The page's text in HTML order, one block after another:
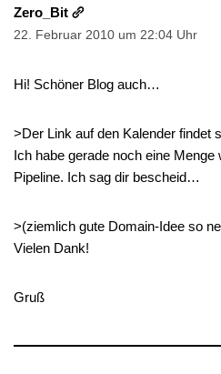
Zero_Bit
22. Februar 2010 um 22:04 Uhr
Hi! Schöner Blog auch…
>Der Link auf den Kalender findet
Ich habe gerade noch eine Menge
Pipeline. Ich sag dir bescheid…
>(ziemlich gute Domain-Idee so
Vielen Dank!
Gruß